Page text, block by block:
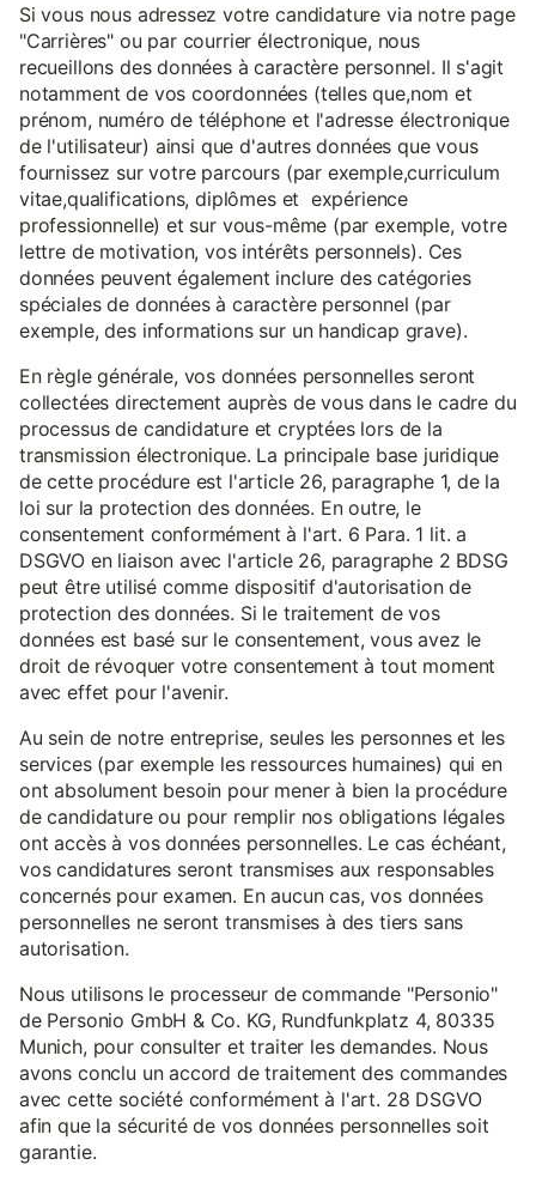
Si vous nous adressez votre candidature via notre page
"Carrières" ou par courrier électronique, nous
recueillons des données à caractère personnel. Il s'agit
notamment de vos coordonnées (telles que,nom et
prénom, numéro de téléphone et l'adresse électronique
de l'utilisateur) ainsi que d'autres données que vous
fournissez sur votre parcours (par exemple,curriculum
vitae,qualifications, diplômes et expérience
professionnelle) et sur vous-même (par exemple, votre
lettre de motivation, vos intérêts personnels). Ces
données peuvent également inclure des catégories
spéciales de données à caractère personnel (par
exemple, des informations sur un handicap grave).
En règle générale, vos données personnelles seront
collectées directement auprès de vous dans le cadre du
processus de candidature et cryptées lors de la
transmission électronique. La principale base juridique
de cette procédure est l'article 26, paragraphe 1, de la
loi sur la protection des données. En outre, le
consentement conformément à l'art. 6 Para. 1 lit. a
DSGVO en liaison avec l'article 26, paragraphe 2 BDSG
peut être utilisé comme dispositif d'autorisation de
protection des données. Si le traitement de vos
données est basé sur le consentement, vous avez le
droit de révoquer votre consentement à tout moment
avec effet pour l'avenir.
Au sein de notre entreprise, seules les personnes et les
services (par exemple les ressources humaines) qui en
ont absolument besoin pour mener à bien la procédure
de candidature ou pour remplir nos obligations légales
ont accès à vos données personnelles. Le cas échéant,
vos candidatures seront transmises aux responsables
concernés pour examen. En aucun cas, vos données
personnelles ne seront transmises à des tiers sans
autorisation.
Nous utilisons le processeur de commande "Personio"
de Personio GmbH & Co. KG, Rundfunkplatz 4, 80335
Munich, pour consulter et traiter les demandes. Nous
avons conclu un accord de traitement des commandes
avec cette société conformément à l'art. 28 DSGVO
afin que la sécurité de vos données personnelles soit
garantie.